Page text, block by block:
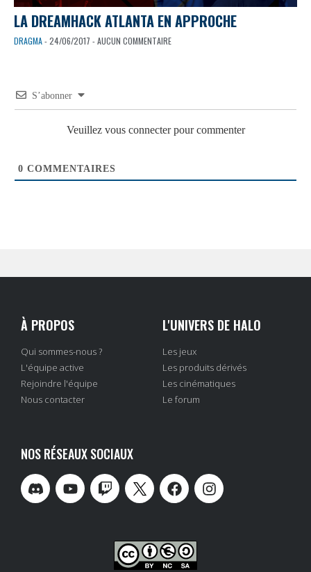
LA DREAMHACK ATLANTA EN APPROCHE
DRAGMA- 24/06/2017 - AUCUN COMMENTAIRE
S’abonner
Veuillez vous connecter pour commenter
0 COMMENTAIRES
À PROPOS
Qui sommes-nous ?
L'équipe active
Rejoindre l'équipe
Nous contacter
L'UNIVERS DE HALO
Les jeux
Les produits dérivés
Les cinématiques
Le forum
NOS RÉSEAUX SOCIAUX